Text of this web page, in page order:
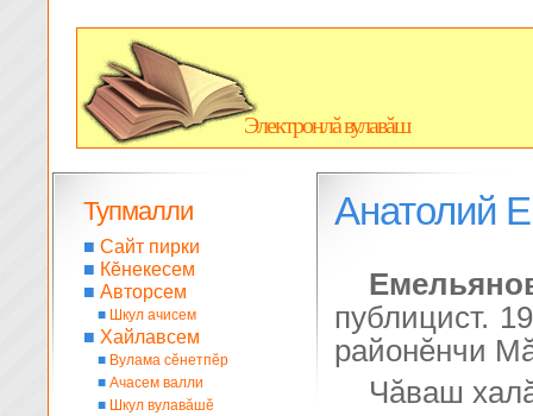
Электронлă вулавăш
Анатолий
публицист.
районĕнчи
Чăваш
Тупмалли
■ Сайт пирки
■ Кĕнекесем
■ Авторсем
■ Шкул ачисем
■ Хайлавсем
■ Вулама сĕнетпĕр
■ Ачасем валли
■ Шкул вулавăшĕ